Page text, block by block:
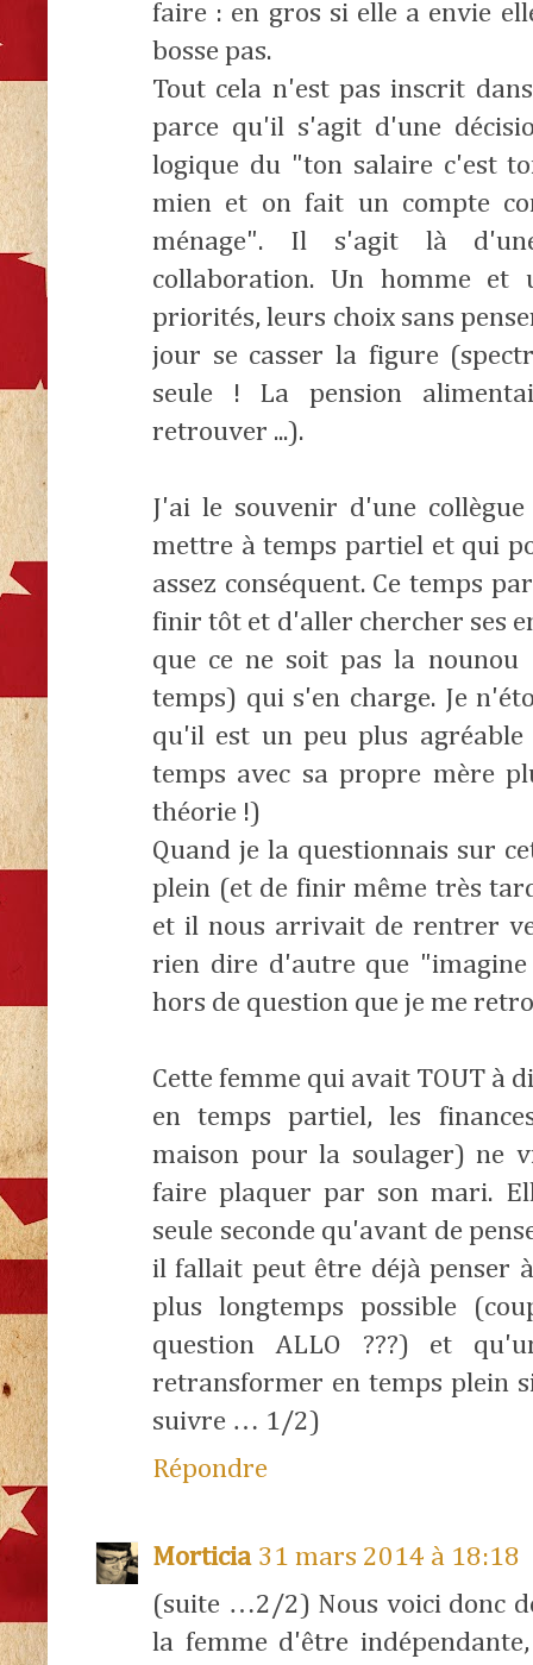
faire : en gros si elle a envie
bosse pas.
Tout cela n'est pas inscrit
parce qu'il s'agit d'une
logique du "ton salaire c'est
mien et on fait un compte
ménage". Il s'agit là
collaboration. Un homme et
priorités, leurs choix sans
jour se casser la figure
seule ! La pension
retrouver ...).
J'ai le souvenir d'une
mettre à temps partiel et qui
assez conséquent. Ce temps
finir tôt et d'aller chercher ses
que ce ne soit pas la nounou
temps) qui s'en charge. Je
qu'il est un peu plus
temps avec sa propre mère
théorie !)
Quand je la questionnais sur
plein (et de finir même très
et il nous arrivait de rentrer
rien dire d'autre que
hors de question que je me
Cette femme qui avait TOUT à
en temps partiel, les
maison pour la soulager) ne
faire plaquer par son mari.
seule seconde qu'avant de
il fallait peut être déjà penser
plus longtemps possible
question ALLO ???) et
retransformer en temps plein
suivre … 1/2)
Répondre
Morticia 31 mars 2014 à 18:18
(suite …2/2) Nous voici donc
la femme d'être